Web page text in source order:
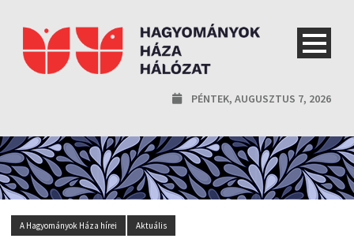
PÉNTEK, AUGUSZTUS 7, 2026
A Hagyományok Háza hírei Aktuális